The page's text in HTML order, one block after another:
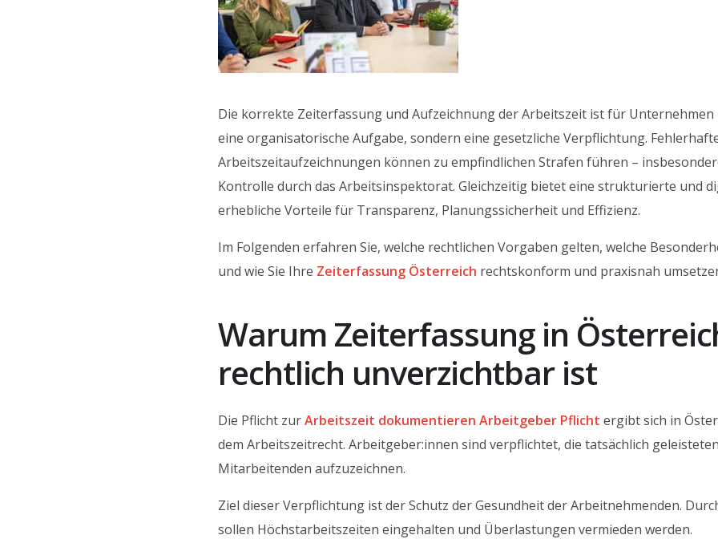
Industriebetriebe
Die korrekte Zeiterfassung und Aufzeichnung der Arbeitszeit ist für
eine organisatorische Aufgabe, sondern eine gesetzliche Verpflichtung.
Arbeitszeitaufzeichnungen können zu empfindlichen Strafen führen –
Kontrolle durch das Arbeitsinspektorat. Gleichzeitig bietet eine strukturierte und
erhebliche Vorteile für Transparenz, Planungssicherheit und Effizienz.
Im Folgenden erfahren Sie, welche rechtlichen Vorgaben gelten, welche
und wie Sie Ihre Zeiterfassung Österreich rechtskonform und praxisnah
Warum Zeiterfassung in
rechtlich unverzichtbar ist
Die Pflicht zurArbeitszeit dokumentieren Arbeitgeber Pflicht ergibt sich in
dem Arbeitszeitrecht. Arbeitgeber:innen sind verpflichtet, die tatsächlich
Mitarbeitenden aufzuzeichnen.
Ziel dieser Verpflichtung ist der Schutz der Gesundheit der Arbeitnehmenden.
sollen Höchstarbeitszeiten eingehalten und Überlastungen vermieden werden.